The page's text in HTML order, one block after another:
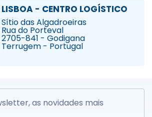
LISBOA - CENTRO LOGÍSTICO
Sítio das Algadroeiras
Rua do Porteval
2705-841 - Godigana
Terrugem - Portugal
as novidades mais